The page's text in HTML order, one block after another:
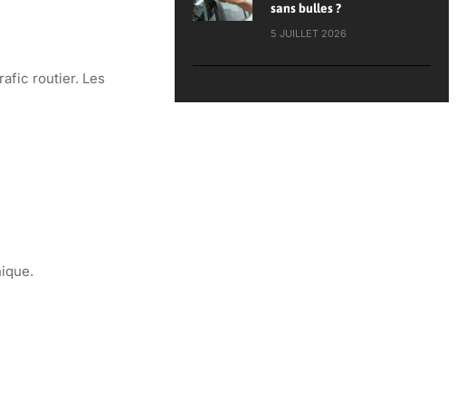
routier. Les
sans bulles ?
5 JUILLET 2026